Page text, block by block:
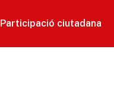
Participació ciutadana